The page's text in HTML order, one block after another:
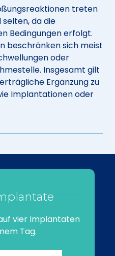
treten
da die
Bedingungen erfolgt.
beschränken sich meist
oder
Insgesamt gilt
Ergänzung zu
Implantationen oder
vier Implantaten
Tag.